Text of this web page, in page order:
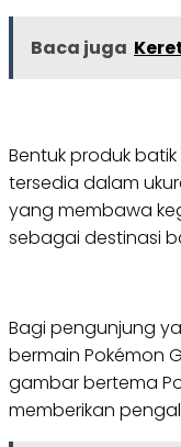
Baca juga
Bentuk produk
tersedia dalam
yang membawa
sebagai destinasi
Bagi pengunjung
bermain Pokémon
gambar bertema
memberikan